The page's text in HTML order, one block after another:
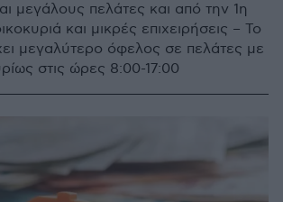
μεγάλους πελάτες και από την 1η
και μικρές επιχειρήσεις – Το
μεγαλύτερο όφελος σε πελάτες με
στις ώρες 8:00-17:00